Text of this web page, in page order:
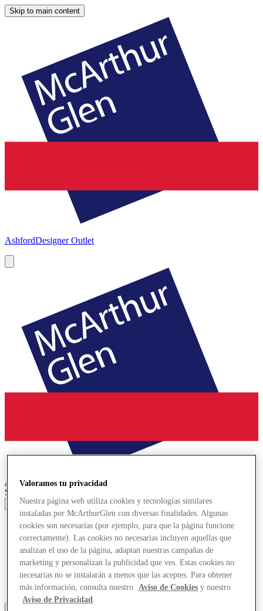
Skip to main content
AshfordDesigner Outlet
AshfordDesigner Outlet
Search input
Tiendas
Ofertas
Planifica tu visita
¿Qué pasa?
Comer y beber
Tarjetas regalo
Servicios
Valoramos tu privacidad
Nuestra página web utiliza cookies y tecnologías similares
instaladas por McArthurGlen con diversas finalidades. Algunas
cookies son necesarias (por ejemplo, para que la página funcione
correctamente). Las cookies no necesarias incluyen aquellas que
analizan el uso de la página, adaptan nuestras campañas de
marketing y personalizan la publicidad que ves. Estas cookies no
necesarias no se instalarán a menos que las aceptes. Para obtener
más información, consulta nuestro
Aviso de Cookies y nuestro
Aviso de Privacidad